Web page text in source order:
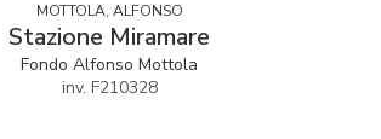
MOTTOLA, ALFONSO
Stazione Miramare
Fondo Alfonso Mottola
inv. F210328